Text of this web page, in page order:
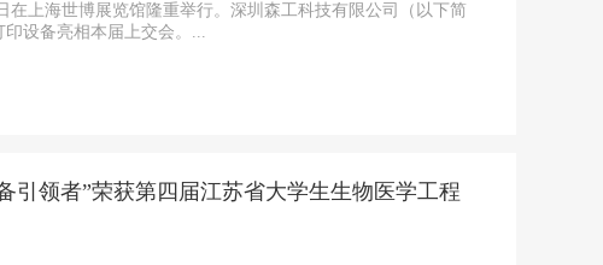
在上海世博展览馆隆重举行。深圳森工科技有限公司（以下简
设备亮相本届上交会。...
领者”荣获第四届江苏省大学生生物医学工程